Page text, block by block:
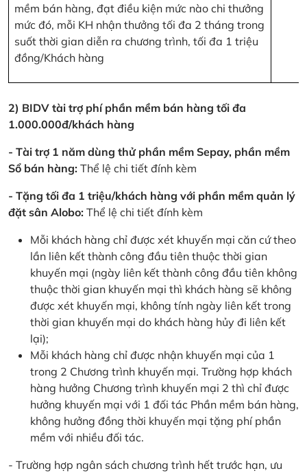
mềm bán hàng, đạt điều kiện mức nào chi thưởng
mức đó, mỗi KH nhận thưởng tối đa 2 tháng trong
suốt thời gian diễn ra chương trình, tối đa 1 triệu
đồng/Khách hàng
2) BIDV tài trợ phí phần mềm bán hàng tối đa
1.000.000đ/khách hàng
- Tài trợ 1 năm dùng thử phần mềm Sepay, phần mềm
Sổ bán hàng: Thể lệ chi tiết đính kèm
- Tặng tối đa 1 triệu/khách hàng với phần mềm quản lý
đặt sân Alobo: Thể lệ chi tiết đính kèm
Mỗi khách hàng chỉ được xét khuyến mại căn cứ theo
lần liên kết thành công đầu tiên thuộc thời gian
khuyến mại (ngày liên kết thành công đầu tiên không
thuộc thời gian khuyến mại thì khách hàng sẽ không
được xét khuyến mại, không tính ngày liên kết trong
thời gian khuyến mại do khách hàng hủy đi liên kết
lại);
Mỗi khách hàng chỉ được nhận khuyến mại của 1
trong 2 Chương trình khuyến mại. Trường hợp khách
hàng hưởng Chương trình khuyến mại 2 thì chỉ được
hưởng khuyến mại với 1 đối tác Phần mềm bán hàng,
không hưởng đồng thời khuyến mại tặng phí phần
mềm với nhiều đối tác.
- Trường hợp ngân sách chương trình hết trước hạn, ưu